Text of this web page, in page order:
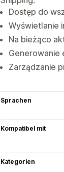
Dostęp do
Wyświetlanie
Na bieżąco
Zarządzanie
Sprachen
Kompatibel mit
Kategorien